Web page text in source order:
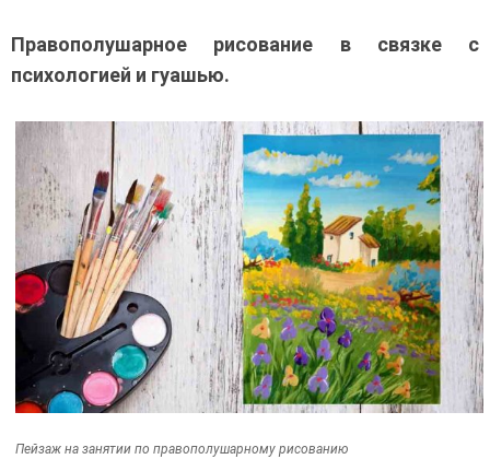
Правополушарное рисование в связке с
психологией и гуашью.
Пейзаж на занятии по правополушарному рисованию